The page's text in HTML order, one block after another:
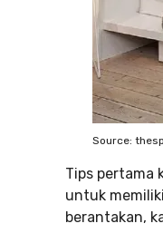
Source:
Tips pertama
untuk
berantakan,